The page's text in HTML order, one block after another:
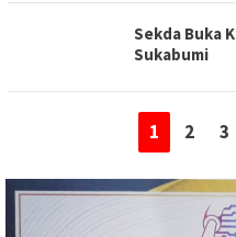
Sekda Buka
Sukabumi
1 2 3